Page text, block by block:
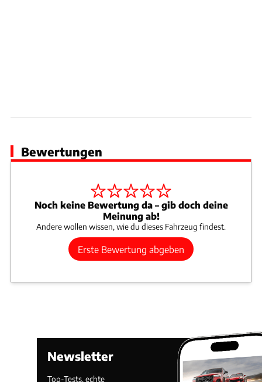
Bewertungen
Noch keine Bewertung da – gib doch deine
Meinung ab!
Andere wollen wissen, wie du dieses Fahrzeug findest.
Erste Bewertung abgeben
Newsletter
Top-Tests, echte